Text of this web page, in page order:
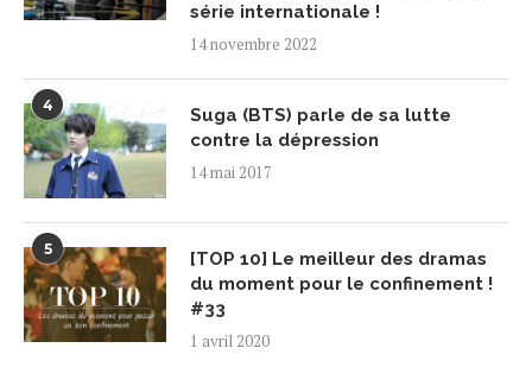
série internationale !
14 novembre 2022
4
Suga (BTS) parle de sa lutte
contre la dépression
14 mai 2017
5
[TOP 10] Le meilleur des dramas
du moment pour le confinement !
#33
1 avril 2020